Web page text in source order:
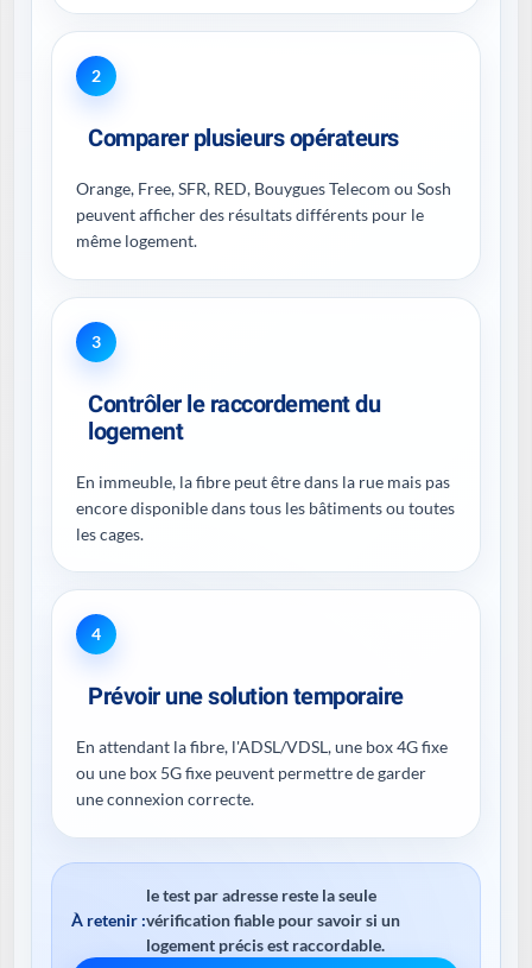
2
Comparer plusieurs opérateurs
Orange, Free, SFR, RED, Bouygues Telecom ou Sosh
peuvent afficher des résultats différents pour le
même logement.
3
Contrôler le raccordement du
logement
En immeuble, la fibre peut être dans la rue mais pas
encore disponible dans tous les bâtiments ou toutes
les cages.
4
Prévoir une solution temporaire
En attendant la fibre, l'ADSL/VDSL, une box 4G fixe
ou une box 5G fixe peuvent permettre de garder
une connexion correcte.
À retenir :
le test par adresse reste la seule
vérification fiable pour savoir si un
logement précis est raccordable.